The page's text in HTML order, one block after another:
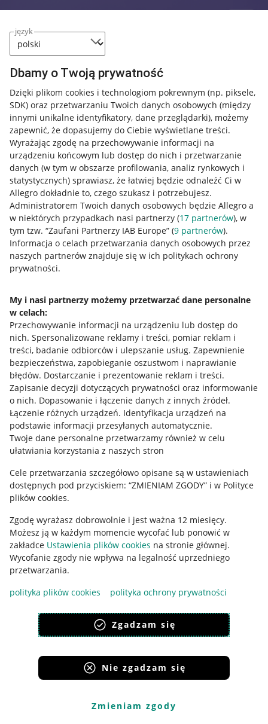
język
Dbamy o Twoją prywatność
Dzięki plikom cookies i technologiom pokrewnym (np. piksele,
SDK) oraz przetwarzaniu Twoich danych osobowych (między
innymi unikalne identyfikatory, dane przeglądarki), możemy
zapewnić, że dopasujemy do Ciebie wyświetlane treści.
Wyrażając zgodę na przechowywanie informacji na
urządzeniu końcowym lub dostęp do nich i przetwarzanie
danych (w tym w obszarze profilowania, analiz rynkowych i
statystycznych) sprawiasz, że łatwiej będzie odnaleźć Ci w
Allegro dokładnie to, czego szukasz i potrzebujesz.
Administratorem Twoich danych osobowych będzie Allegro a
w niektórych przypadkach nasi partnerzy (17 partnerów), w
tym tzw. “Zaufani Partnerzy IAB Europe” (9 partnerów).
Informacja o celach przetwarzania danych osobowych przez
naszych partnerów znajduje się w ich politykach ochrony
prywatności.
My i nasi partnerzy możemy przetwarzać dane personalne
w celach:
Przechowywanie informacji na urządzeniu lub dostęp do
nich. Spersonalizowane reklamy i treści, pomiar reklam i
treści, badanie odbiorców i ulepszanie usług. Zapewnienie
bezpieczeństwa, zapobieganie oszustwom i naprawianie
błędów. Dostarczanie i prezentowanie reklam i treści.
Zapisanie decyzji dotyczących prywatności oraz informowanie
o nich. Dopasowanie i łączenie danych z innych źródeł.
Łączenie różnych urządzeń. Identyfikacja urządzeń na
podstawie informacji przesyłanych automatycznie.
Twoje dane personalne przetwarzamy również w celu
ułatwiania korzystania z naszych stron
Cele przetwarzania szczegółowo opisane są w ustawieniach
dostępnych pod przyciskiem: “ZMIENIAM ZGODY” i w Polityce
plików cookies.
Zgodę wyrażasz dobrowolnie i jest ważna 12 miesięcy.
Możesz ją w każdym momencie wycofać lub ponowić w
zakładce Ustawienia plików cookies na stronie głównej.
Wycofanie zgody nie wpływa na legalność uprzedniego
przetwarzania.
polityka plików cookies
polityka ochrony prywatności
Zgadzam się
Nie zgadzam się
Zmieniam zgody
Przydatne informacje
Jak to działa
Allegro Gadane dla sprzedających
Allegro Gadane dla kupujących
Mapa miejscowości
Informacje prawne
Regulamin
Polityka plików "cookies"
Ustawienia plików "cookies"
Udostępnianie lokalizacji
Informacje dla Aktu o Usługach Cyfrowych
Pobierz aplikację
Korzystanie z serwisu oznacza akceptacjęregulaminu